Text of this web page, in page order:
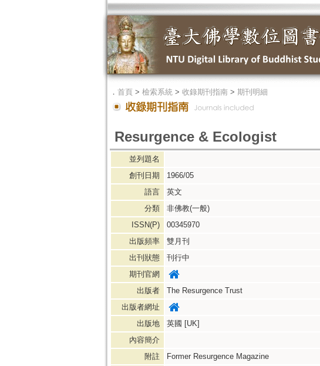
． 首頁> 檢索系統> 收錄期刊指南> 期刊明細
Resurgence & Ecologist
並列題名
創刊日期
1966/05
語言
英文
分類
非佛教(一般)
ISSN(P)
00345970
出版頻率
雙月刊
出刊狀態
刊行中
期刊官網
出版者
The Resurgence Trust
出版者網址
出版地
英國 [UK]
內容簡介
附註
Former Resurgence Magazine